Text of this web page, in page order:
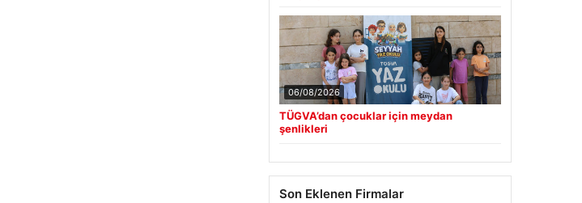
06/08/2026
TÜGVA’dan çocuklar için meydan
şenlikleri
Son Eklenen Firmalar